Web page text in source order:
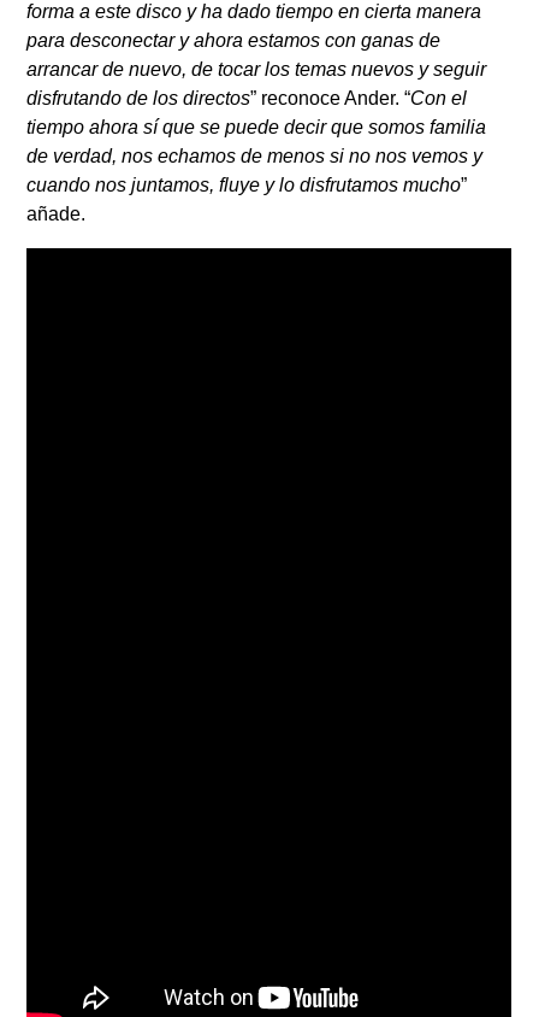
forma a este disco y ha dado tiempo en cierta manera
para desconectar y ahora estamos con ganas de
arrancar de nuevo, de tocar los temas nuevos y seguir
disfrutando de los directos” reconoce Ander. “Con el
tiempo ahora sí que se puede decir que somos familia
de verdad, nos echamos de menos si no nos vemos y
cuando nos juntamos, fluye y lo disfrutamos mucho”
añade.